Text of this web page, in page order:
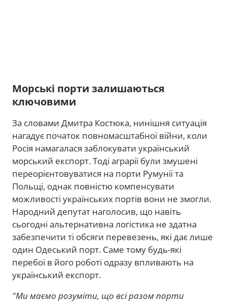
Морські порти залишаються
ключовими
За словами Дмитра Костюка, нинішня ситуація
нагадує початок повномасштабної війни, коли
Росія намагалася заблокувати український
морський експорт. Тоді аграрії були змушені
переорієнтовуватися на порти Румунії та
Польщі, однак повністю компенсувати
можливості українських портів вони не змогли.
Народний депутат наголосив, що навіть
сьогодні альтернативна логістика не здатна
забезпечити ті обсяги перевезень, які дає лише
один Одеський порт. Саме тому будь-які
перебої в його роботі одразу впливають на
український експорт.
"Ми маємо розуміти, що всі разом порти